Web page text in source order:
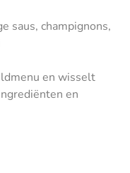
saus, champignons,
en wisselt
en